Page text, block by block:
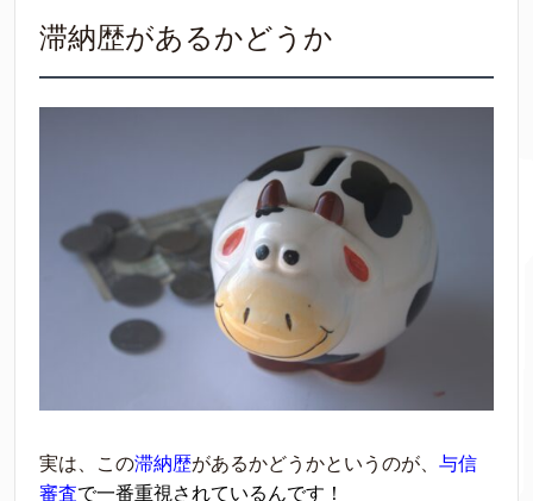
滞納歴があるかどうか
実は、この滞納歴があるかどうかというのが、 与信
審査で一番重視されているんです！